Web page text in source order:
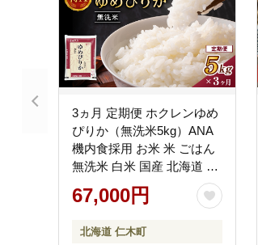
3ヵ月 定期便 ホクレンゆめ
ぴりか（無洗米5kg）ANA
機内食採用 お米 米 ごはん
無洗米 白米 国産 北海道 こ
め コメ [JA新おたる]
67,000円
北海道 仁木町